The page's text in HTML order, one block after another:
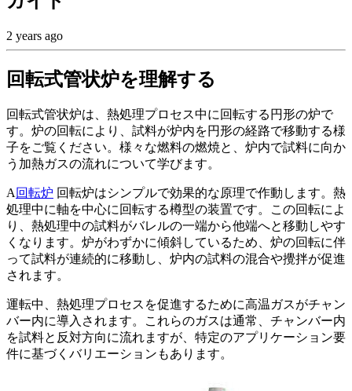
2 years ago
回転式管状炉を理解する
回転式管状炉は、熱処理プロセス中に回転する円形の炉で
す。炉の回転により、試料が炉内を円形の経路で移動する様
子をご覧ください。様々な燃料の燃焼と、炉内で試料に向か
う加熱ガスの流れについて学びます。
A回転炉 回転炉はシンプルで効果的な原理で作動します。熱
処理中に軸を中心に回転する樽型の装置です。この回転によ
り、熱処理中の試料がバレルの一端から他端へと移動しやす
くなります。炉がわずかに傾斜しているため、炉の回転に伴
って試料が連続的に移動し、炉内の試料の混合や攪拌が促進
されます。
運転中、熱処理プロセスを促進するために高温ガスがチャン
バー内に導入されます。これらのガスは通常、チャンバー内
を試料と反対方向に流れますが、特定のアプリケーション要
件に基づくバリエーションもあります。